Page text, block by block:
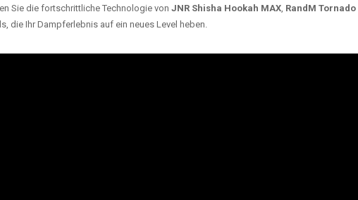
Sie die fortschrittliche Technologie von JNR Shisha Hookah MAX, RandM Tornado
die Ihr Dampferlebnis auf ein neues Level heben.